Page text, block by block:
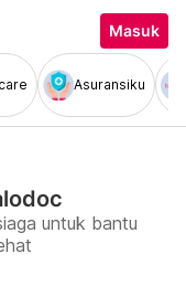
Masuk
Asuransiku
untuk bantu